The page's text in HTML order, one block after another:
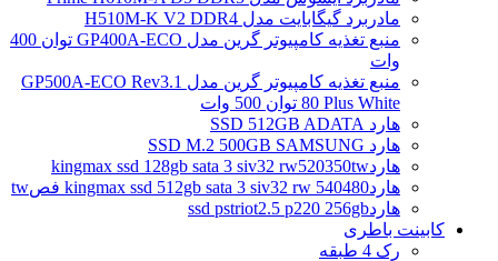
مادربرد گیگابایت مدل H510M-K V2 DDR4
منبع تغذیه کامپیوتر گرین مدل GP400A-ECO توان 400
وات
منبع تغذیه کامپیوتر گرین مدل GP500A-ECO Rev3.1
80 Plus White توان 500 وات
هارد SSD 512GB ADATA
هارد SSD M.2 500GB SAMSUNG
هاردkingmax ssd 128gb sata 3 siv32 rw520350tw
هاردkingmax ssd 512gb sata 3 siv32 rw 540480 فصtw
هاردssd pstriot2.5 p220 256gb
کابینت باطری
رک 4 طبقه